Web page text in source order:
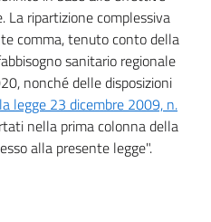
La ripartizione complessiva
comma, tenuto conto della
sanitario regionale
nonché delle disposizioni
legge 23 dicembre 2009, n.
nella prima colonna della
alla presente legge".